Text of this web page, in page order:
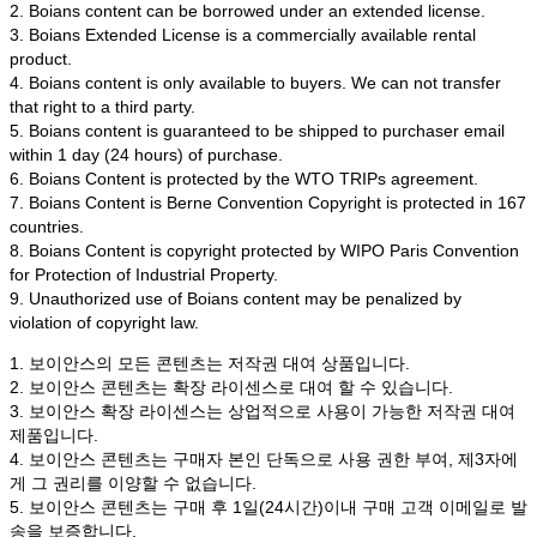
2. Boians content can be borrowed under an extended license.
3. Boians Extended License is a commercially available rental
product.
4. Boians content is only available to buyers. We can not transfer
that right to a third party.
5. Boians content is guaranteed to be shipped to purchaser email
within 1 day (24 hours) of purchase.
6. Boians Content is protected by the WTO TRIPs agreement.
7. Boians Content is Berne Convention Copyright is protected in 167
countries.
8. Boians Content is copyright protected by WIPO Paris Convention
for Protection of Industrial Property.
9. Unauthorized use of Boians content may be penalized by
violation of copyright law.
1. 보이안스의 모든 콘텐츠는 저작권 대여 상품입니다.
2. 보이안스 콘텐츠는 확장 라이센스로 대여 할 수 있습니다.
3. 보이안스 확장 라이센스는 상업적으로 사용이 가능한 저작권 대여
제품입니다.
4. 보이안스 콘텐츠는 구매자 본인 단독으로 사용 권한 부여, 제3자에
게 그 권리를 이양할 수 없습니다.
5. 보이안스 콘텐츠는 구매 후 1일(24시간)이내 구매 고객 이메일로 발
송을 보증합니다.